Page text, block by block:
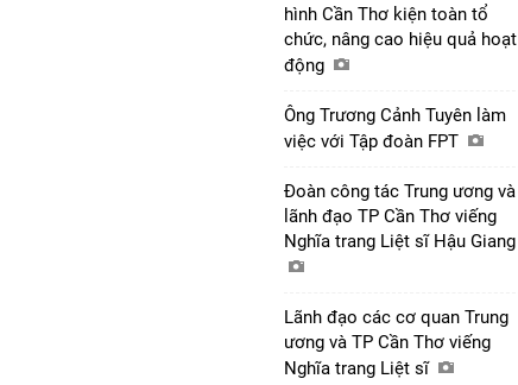
hình Cần Thơ kiện toàn tổ
chức, nâng cao hiệu quả hoạt
động
Ông Trương Cảnh Tuyên làm
việc với Tập đoàn FPT
Đoàn công tác Trung ương và
lãnh đạo TP Cần Thơ viếng
Nghĩa trang Liệt sĩ Hậu Giang
Lãnh đạo các cơ quan Trung
ương và TP Cần Thơ viếng
Nghĩa trang Liệt sĩ